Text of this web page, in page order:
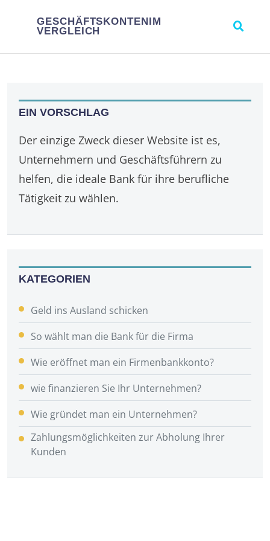
GESCHÄFTSKONTENIM
VERGLEICH
EIN VORSCHLAG
Der einzige Zweck dieser Website ist es,
Unternehmern und Geschäftsführern zu
helfen, die ideale Bank für ihre berufliche
Tätigkeit zu wählen.
KATEGORIEN
Geld ins Ausland schicken
So wählt man die Bank für die Firma
Wie eröffnet man ein Firmenbankkonto?
wie finanzieren Sie Ihr Unternehmen?
Wie gründet man ein Unternehmen?
Zahlungsmöglichkeiten zur Abholung Ihrer
Kunden